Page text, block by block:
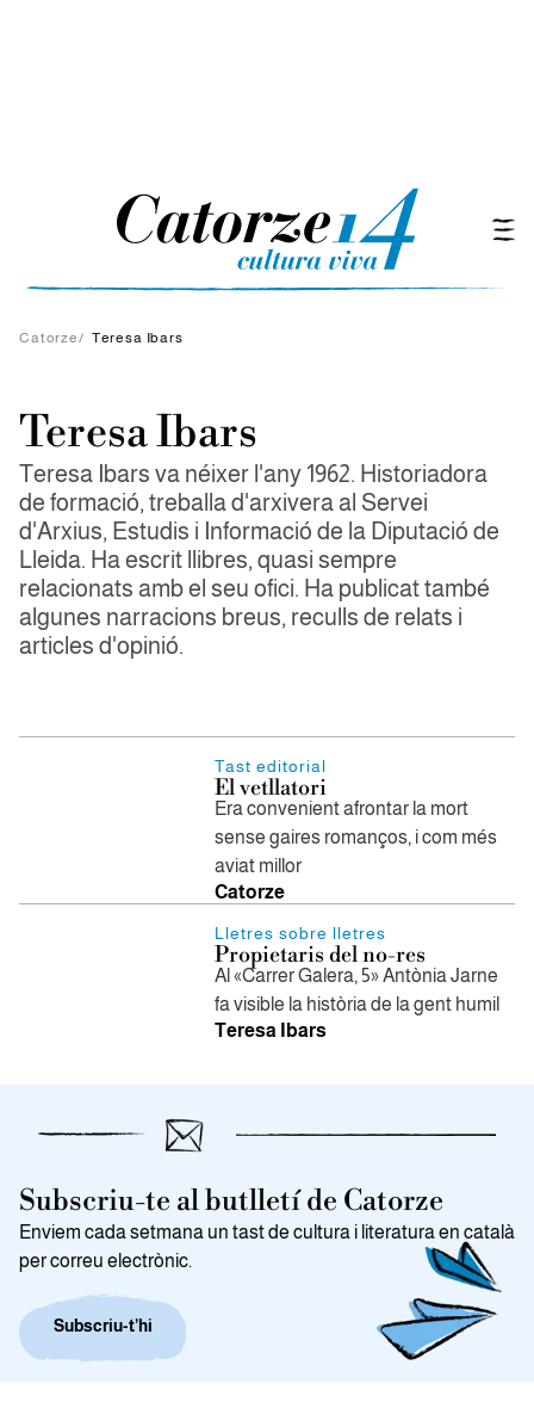
Catorze/ Teresa Ibars
Teresa Ibars
Teresa Ibars va néixer l'any 1962. Historiadora
de formació, treballa d'arxivera al Servei
d'Arxius, Estudis i Informació de la Diputació de
Lleida. Ha escrit llibres, quasi sempre
relacionats amb el seu ofici. Ha publicat també
algunes narracions breus, reculls de relats i
articles d'opinió.
Tast editorial
El vetllatori
Era convenient afrontar la mort
sense gaires romanços, i com més
aviat millor
Catorze
Lletres sobre lletres
Propietaris del no-res
Al «Carrer Galera, 5» Antònia Jarne
fa visible la història de la gent humil
Teresa Ibars
Subscriu-te al butlletí de Catorze
Enviem cada setmana un tast de cultura i literatura en català
per correu electrònic.
Subscriu-t’hi